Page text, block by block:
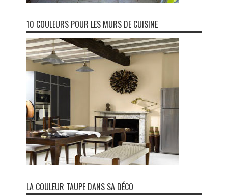
10 COULEURS POUR LES MURS DE CUISINE
LA COULEUR TAUPE DANS SA DÉCO